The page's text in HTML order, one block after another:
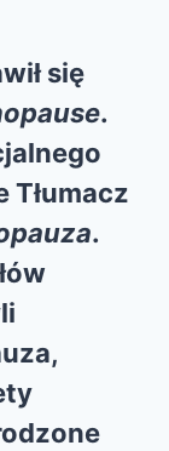
się
.
Tłumacz
.